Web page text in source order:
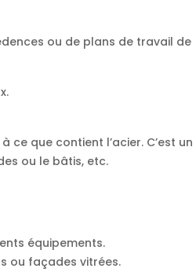
ou de plans de travail de
que contient l’acier. C’est un
ou le bâtis, etc.
équipements.
ou façades vitrées.